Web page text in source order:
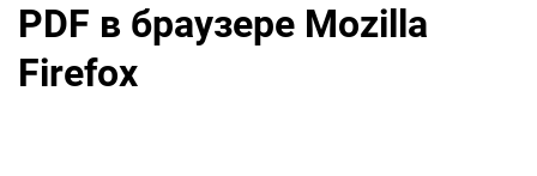
PDF в браузере Mozilla
Firefox